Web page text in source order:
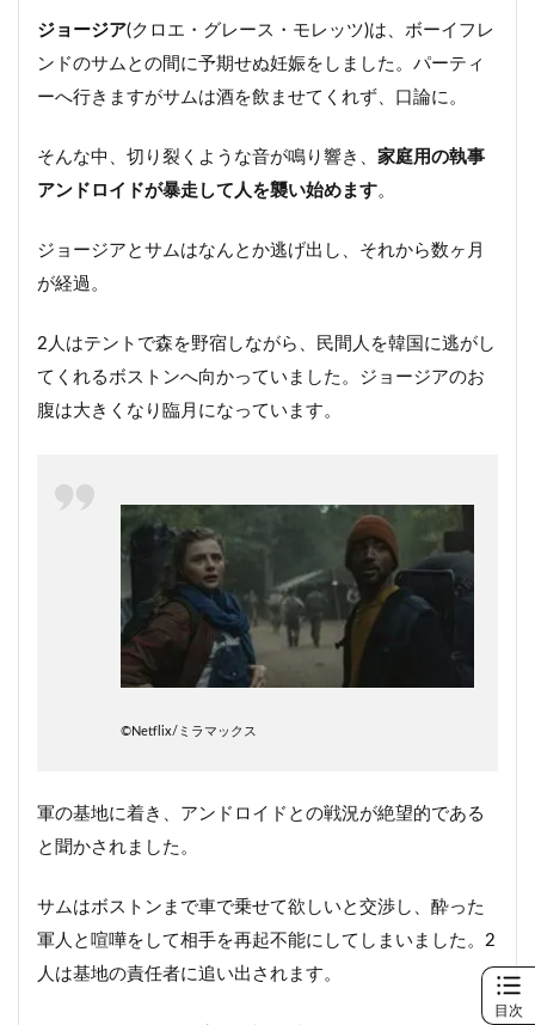
ジョージア(クロエ・グレース・モレッツ)は、ボーイフレ
ンドのサムとの間に予期せぬ妊娠をしました。パーティ
ーへ行きますがサムは酒を飲ませてくれず、口論に。
そんな中、切り裂くような音が鳴り響き、 家庭用の執事
アンドロイドが暴走して人を襲い始めます。
ジョージアとサムはなんとか逃げ出し、それから数ヶ月
が経過。
2人はテントで森を野宿しながら、民間人を韓国に逃がし
てくれるボストンへ向かっていました。ジョージアのお
腹は大きくなり臨月になっています。
©︎Netflix/ミラマックス
軍の基地に着き、アンドロイドとの戦況が絶望的である
と聞かされました。
サムはボストンまで車で乗せて欲しいと交渉し、酔った
軍人と喧嘩をして相手を再起不能にしてしまいました。2
人は基地の責任者に追い出されます。
目次